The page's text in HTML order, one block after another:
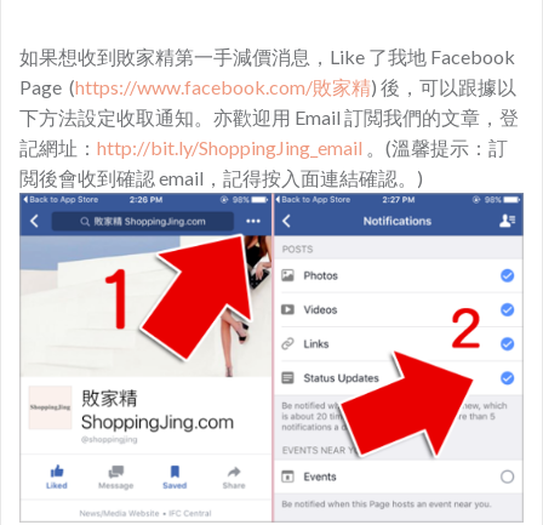
如果想收到敗家精第一手減價消息，Like 了我地 Facebook
Page (https://www.facebook.com/敗家精) 後，可以跟據以
下方法設定收取通知。亦歡迎用 Email 訂閲我們的文章，登
記網址： http://bit.ly/ShoppingJing_email 。(溫馨提示：訂
閲後會收到確認 email，記得按入面連結確認。)